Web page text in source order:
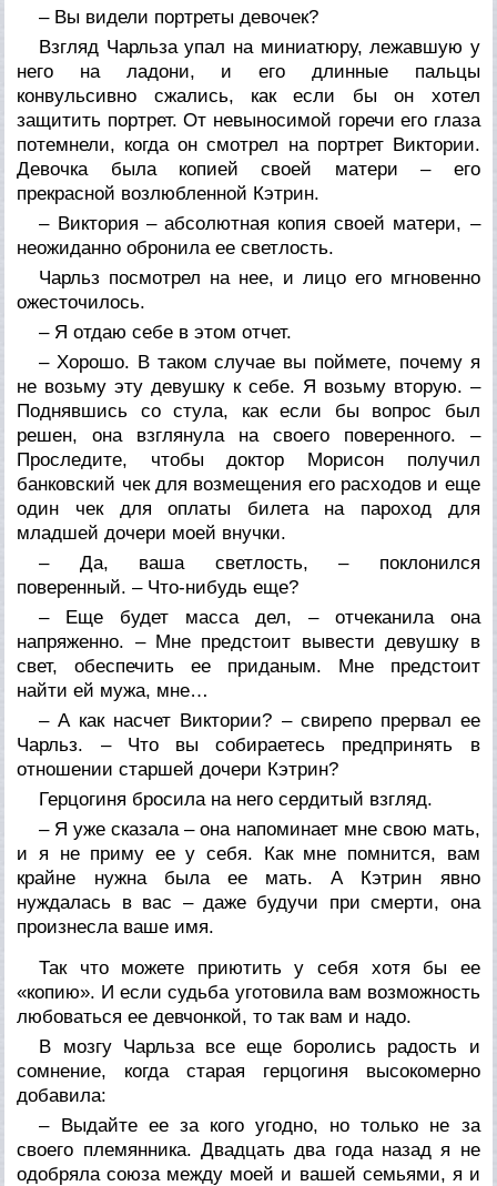
– Вы видели портреты девочек?
Взгляд Чарльза упал на миниатюру, лежавшую у
него на ладони, и его длинные пальцы
конвульсивно сжались, как если бы он хотел
защитить портрет. От невыносимой горечи его глаза
потемнели, когда он смотрел на портрет Виктории.
Девочка была копией своей матери – его
прекрасной возлюбленной Кэтрин.
– Виктория – абсолютная копия своей матери, –
неожиданно обронила ее светлость.
Чарльз посмотрел на нее, и лицо его мгновенно
ожесточилось.
– Я отдаю себе в этом отчет.
– Хорошо. В таком случае вы поймете, почему я
не возьму эту девушку к себе. Я возьму вторую. –
Поднявшись со стула, как если бы вопрос был
решен, она взглянула на своего поверенного. –
Проследите, чтобы доктор Морисон получил
банковский чек для возмещения его расходов и еще
один чек для оплаты билета на пароход для
младшей дочери моей внучки.
– Да, ваша светлость, – поклонился
поверенный. – Что-нибудь еще?
– Еще будет масса дел, – отчеканила она
напряженно. – Мне предстоит вывести девушку в
свет, обеспечить ее приданым. Мне предстоит
найти ей мужа, мне…
– А как насчет Виктории? – свирепо прервал ее
Чарльз. – Что вы собираетесь предпринять в
отношении старшей дочери Кэтрин?
Герцогиня бросила на него сердитый взгляд.
– Я уже сказала – она напоминает мне свою мать,
и я не приму ее у себя. Как мне помнится, вам
крайне нужна была ее мать. А Кэтрин явно
нуждалась в вас – даже будучи при смерти, она
произнесла ваше имя.
Так что можете приютить у себя хотя бы ее
«копию». И если судьба уготовила вам возможность
любоваться ее девчонкой, то так вам и надо.
В мозгу Чарльза все еще боролись радость и
сомнение, когда старая герцогиня высокомерно
добавила:
– Выдайте ее за кого угодно, но только не за
своего племянника. Двадцать два года назад я не
одобряла союза между моей и вашей семьями, я и